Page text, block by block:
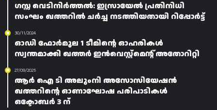
ഗസ്സ വെടിനിർത്തൽ: ഇസ്രായേൽ പ്രതിനിധി
സംഘം ഖത്തറിൽ ചർച്ച നടത്തിയതായി റിപ്പോർട്ട്
30/11/2024
ഓഡി ഫോർമുല 1 ടീമിന്റെ ഓഹരികൾ
സ്വന്തമാക്കി ഖത്തർ ഇൻവെസ്റ്റ്‌മെൻ്റ് അതോറിറ്റി
27/09/2025
ആര്‍ ഐ ടി അലുംനി അസോസിയേഷന്‍
ഖത്തറിന്റെ ഓണാഘോഷ പരിപാടികൾ
ഒക്ടോബർ 3 ന്